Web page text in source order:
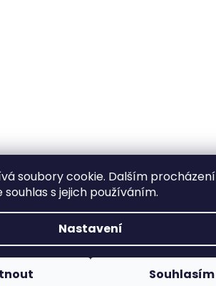
soubory cookie. Dalším
s jejich používáním.
Nastavení
Souhlasím